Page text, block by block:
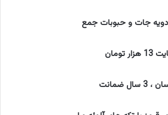
جات و حبوبات جمع
ضمانت